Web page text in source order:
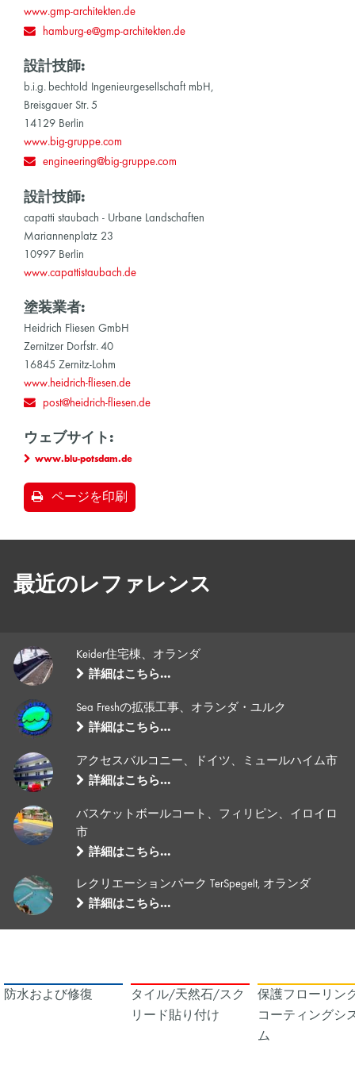
www.gmp-architekten.de
hamburg-e@gmp-architekten.de
設計技師:
b.i.g. bechtold Ingenieurgesellschaft mbH,
Breisgauer Str. 5
14129 Berlin
www.big-gruppe.com
engineering@big-gruppe.com
設計技師:
capatti staubach - Urbane Landschaften
Mariannenplatz 23
10997 Berlin
www.capattistaubach.de
塗装業者:
Heidrich Fliesen GmbH
Zernitzer Dorfstr. 40
16845 Zernitz-Lohm
www.heidrich-fliesen.de
post@heidrich-fliesen.de
ウェブサイト:
www.blu-potsdam.de
ページを印刷
最近のレファレンス
Keider住宅棟、オランダ
詳細はこちら…
Sea Freshの拡張工事、オランダ・ユルク
詳細はこちら…
アクセスバルコニー、ドイツ、ミュールハイム市
詳細はこちら…
バスケットボールコート、フィリピン、イロイロ
市
詳細はこちら…
レクリエーションパーク TerSpegelt, オランダ
詳細はこちら…
防水および修復
タイル/天然石/スク
リード貼り付け
保護フローリン
コーティングシ
ム